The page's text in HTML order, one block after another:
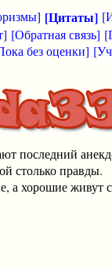
[Цитаты]
[Обратная связь]
без оценки]
последний
столько правды.
а хорошие живут